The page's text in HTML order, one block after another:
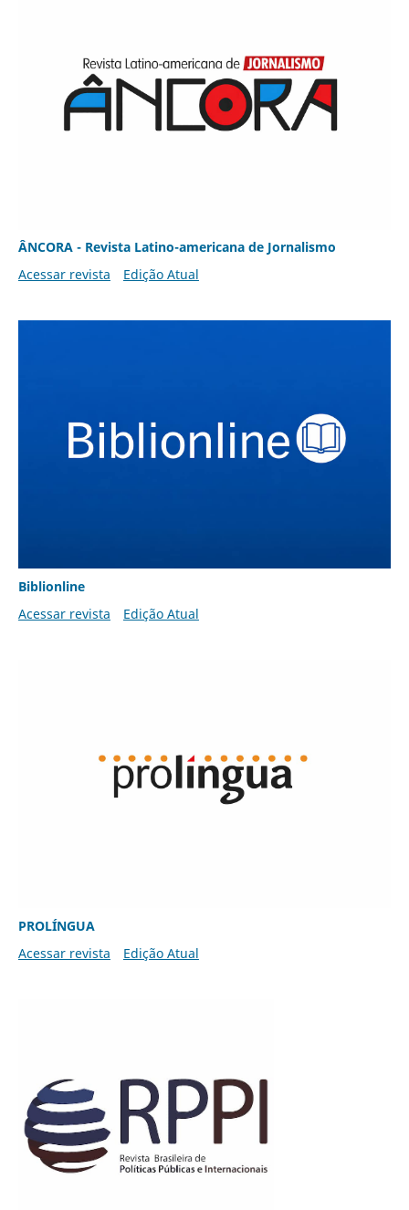
ÂNCORA - Revista Latino-americana de Jornalismo
Acessar revista
Edição Atual
Biblionline
Acessar revista
Edição Atual
PROLÍNGUA
Acessar revista
Edição Atual